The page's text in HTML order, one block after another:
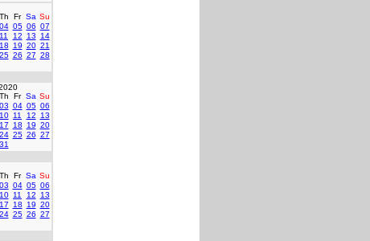
Th Fr Sa Su
04 05 06 07
11 12 13
14
18 19 20 21
25 26 27 28
Th Fr Sa Su
03 04 05 06
10 11 12
13
17 18 19 20
24 25 26 27
31
Th Fr Sa Su
03 04 05 06
10 11 12
13
17 18 19 20
24 25 26 27